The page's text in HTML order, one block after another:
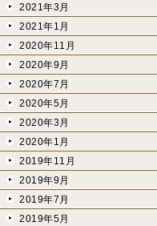
2021年3月
2021年1月
2020年11月
2020年9月
2020年7月
2020年5月
2020年3月
2020年1月
2019年11月
2019年9月
2019年7月
2019年5月